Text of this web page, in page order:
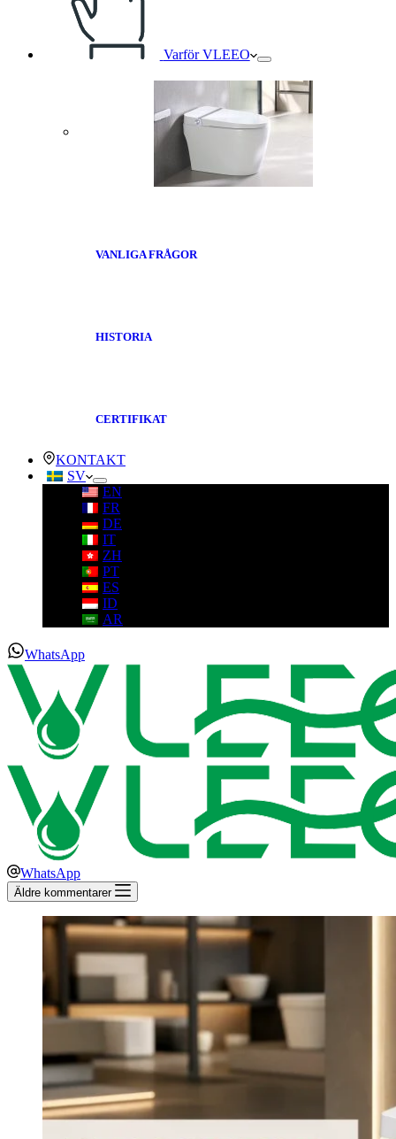
Varför VLEEO
VANLIGA FRÅGOR
HISTORIA
CERTIFIKAT
KONTAKT
SV
EN
FR
DE
IT
ZH
PT
ES
ID
AR
WhatsApp
WhatsApp
Äldre kommentarer